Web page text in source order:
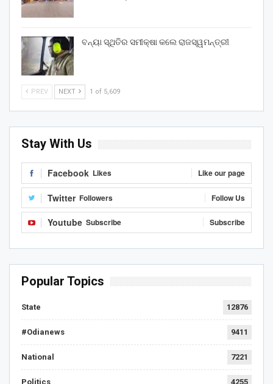
ବନ୍ୟା ସ୍ଥିତିର ସମୀକ୍ଷା କଲେ ରାଜସ୍ୱମନ୍ତ୍ରୀ
PREV NEXT 1 of 5,609
Stay With Us
Facebook Likes Like our page
Twitter Followers Follow Us
Youtube Subscribe Subscribe
Popular Topics
State 12876
#Odianews 9411
National 7221
Politics 4255